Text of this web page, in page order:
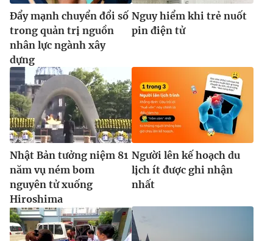
Đẩy mạnh chuyển đổi số
trong quản trị nguồn
nhân lực ngành xây
dựng
Nguy hiểm khi trẻ nuốt
pin điện tử
Nhật Bản tưởng niệm 81
năm vụ ném bom
nguyên tử xuống
Hiroshima
Người lên kế hoạch du
lịch ít được ghi nhận
nhất